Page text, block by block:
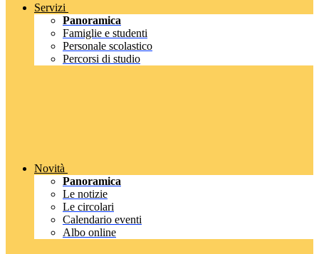
Servizi
Panoramica
Famiglie e studenti
Personale scolastico
Percorsi di studio
Novità
Panoramica
Le notizie
Le circolari
Calendario eventi
Albo online